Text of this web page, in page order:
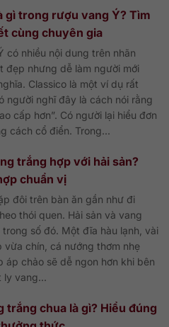
gì trong rượu vang Ý? Tìm
cùng chuyên gia
có nhiều nội dung trên nhãn
đẹp nhưng dễ làm người mới
Classico là một ví dụ rất
người nghĩ đây là cách nói rằng
cấp hơn”. Có người lại hiểu đơn
cách cổ điển. Trong...
trắng hợp với hải sản?
chuẩn vị
đôi trên bàn ăn gần như đi
thói quen. Hải sản và vang
số đó. Một đĩa hàu lạnh, vài
vừa chín, cá nướng thơm nhẹ
áp chảo sẽ dễ ngon hơn khi bên
ly vang...
trắng chua là gì? Hiểu đúng